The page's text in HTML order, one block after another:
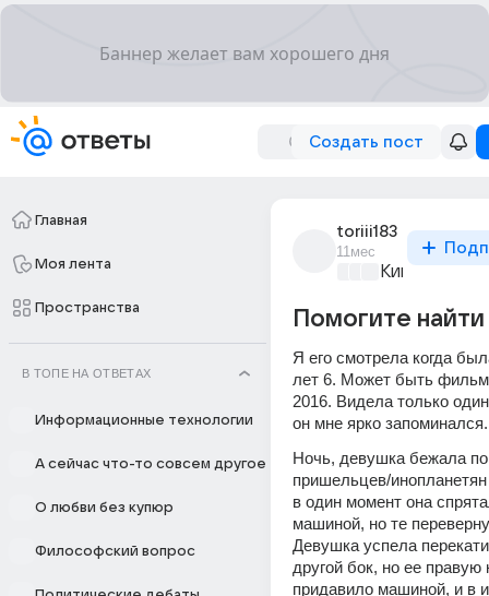
Создать пост
Главная
Моя лента
Пространства
В ТОПЕ НА ОТВЕТАХ
Информационные технологии
А сейчас что-то совсем другое
О любви без купюр
Философский вопрос
toriii183
11мес
Киномания
Помогите
Я его смотрела когда
лет 6. Может быть фильм
2016. Видела только
он мне ярко
Ночь, девушка бежала
пришельцев/
в один момент она
машиной, но те
Девушка успела
другой бок, но ее правую
придавило машиной, и в